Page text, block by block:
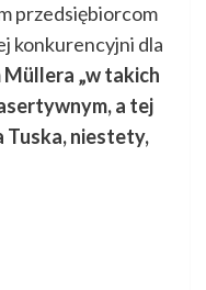
przedsiębiorcom
konkurencyjni dla
Müllera „w takich
a tej
Tuska, niestety,